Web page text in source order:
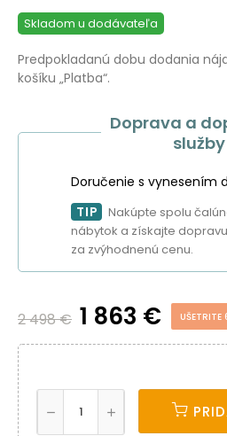
Skladom u dodávateľa
Predpokladanú dobu dodania
košíku „Platba“.
Doprava a
služby
Doručenie s vynesením
TIP
Nakúpte spolu
nábytok a získajte
za zvýhodnenú cenu.
2 498 € 1 863 €